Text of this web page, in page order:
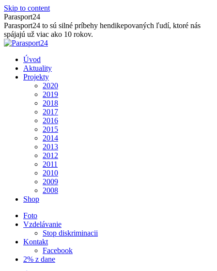
Skip to content
Parasport24
Parasport24 to sú silné príbehy hendikepovaných ľudí, ktoré nás
spájajú už viac ako 10 rokov.
Úvod
Aktuality
Projekty
2020
2019
2018
2017
2016
2015
2014
2013
2012
2011
2010
2009
2008
Shop
Foto
Vzdelávanie
Stop diskriminacii
Kontakt
Facebook
2% z dane